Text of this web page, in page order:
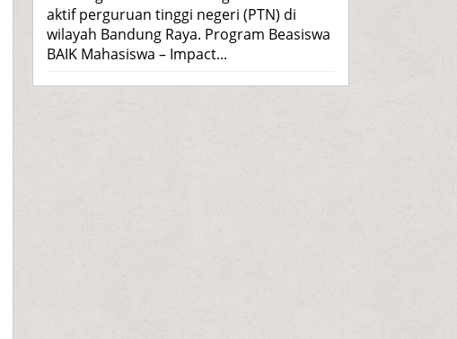
aktif perguruan tinggi negeri (PTN) di
wilayah Bandung Raya. Program Beasiswa
BAIK Mahasiswa – Impact...